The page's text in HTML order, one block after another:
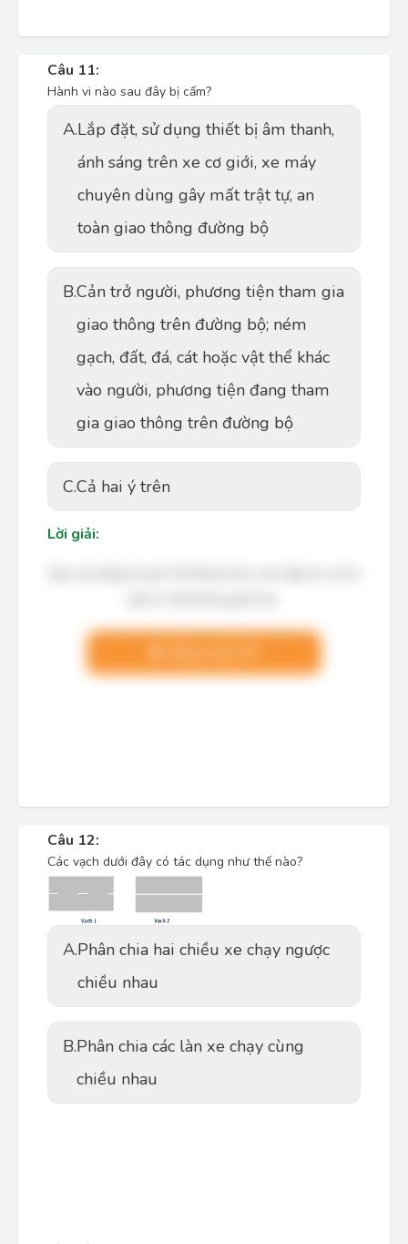
Câu 11:
Hành vi nào sau đây bị cấm?
A.Lắp đặt, sử dụng thiết bị âm thanh,
ánh sáng trên xe cơ giới, xe máy
chuyên dùng gây mất trật tự, an
toàn giao thông đường bộ
B.Cản trở người, phương tiện tham gia
giao thông trên đường bộ; ném
gạch, đất, đá, cát hoặc vật thể khác
vào người, phương tiện đang tham
gia giao thông trên đường bộ
C.Cả hai ý trên
Lời giải:
Câu 12:
Các vạch dưới đây có tác dụng như thế nào?
A.Phân chia hai chiều xe chạy ngược
chiều nhau
B.Phân chia các làn xe chạy cùng
chiều nhau